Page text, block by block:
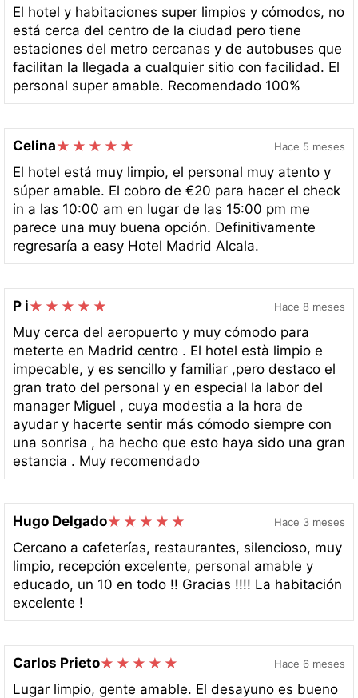
El hotel y habitaciones super limpios y cómodos, no
está cerca del centro de la ciudad pero tiene
estaciones del metro cercanas y de autobuses que
facilitan la llegada a cualquier sitio con facilidad. El
personal super amable. Recomendado 100%
Celina Hace 5 meses
El hotel está muy limpio, el personal muy atento y
súper amable. El cobro de €20 para hacer el check
in a las 10:00 am en lugar de las 15:00 pm me
parece una muy buena opción. Definitivamente
regresaría a easy Hotel Madrid Alcala.
P i Hace 8 meses
Muy cerca del aeropuerto y muy cómodo para
meterte en Madrid centro . El hotel està limpio e
impecable, y es sencillo y familiar ,pero destaco el
gran trato del personal y en especial la labor del
manager Miguel , cuya modestia a la hora de
ayudar y hacerte sentir más cómodo siempre con
una sonrisa , ha hecho que esto haya sido una gran
estancia . Muy recomendado
Hugo Delgado Hace 3 meses
Cercano a cafeterías, restaurantes, silencioso, muy
limpio, recepción excelente, personal amable y
educado, un 10 en todo !! Gracias !!!! La habitación
excelente !
Carlos Prieto Hace 6 meses
Lugar limpio, gente amable. El desayuno es bueno